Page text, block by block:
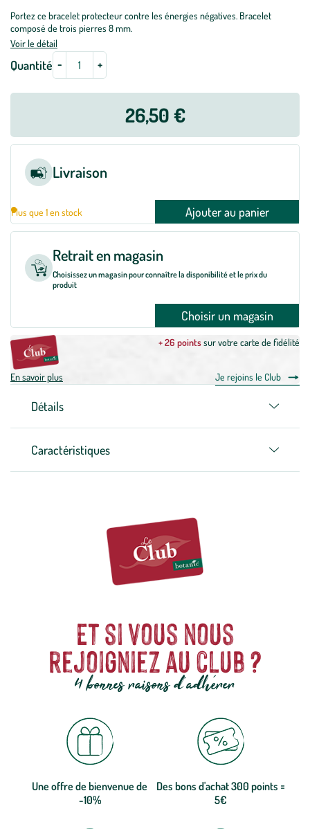
Portez ce bracelet protecteur contre les énergies négatives. Bracelet
composé de trois pierres 8 mm.
Voir le détail
Quantité - +
26,50 €
Livraison
Plus que 1 en stock Ajouter au panier
Retrait en magasin
Choisissez un magasin pour connaître la disponibilité et le prix du
produit
Choisir un magasin
+ 26 pointssur votre carte de fidélité
En savoir plus Je rejoins le Club
Détails
Caractéristiques
Et si vous nous
rejoigniez au club ?
4 bonnes raisons d'adhérer
Une offre de bienvenue de
-10%
Des bons d'achat 300 points =
5€